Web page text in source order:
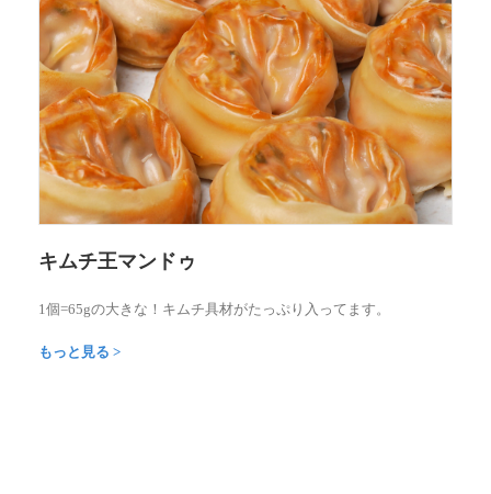
キムチ王マンドゥ
1個=65gの大きな！キムチ具材がたっぷり入ってます。
もっと見る >